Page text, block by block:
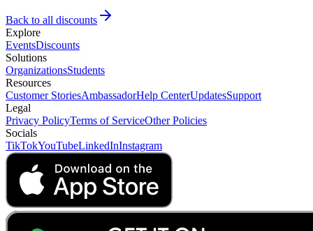
Back to all discounts
Explore
EventsDiscounts
Solutions
OrganizationsStudents
Resources
Customer StoriesAmbassadorHelp CenterUpdatesSupport
Legal
Privacy PolicyTerms of ServiceOther Policies
Socials
TikTokYouTubeLinkedInInstagram